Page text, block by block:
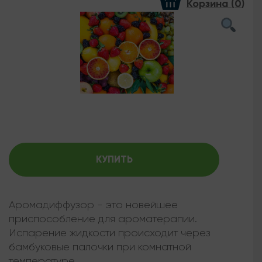
Корзина (0)
КУПИТЬ
Аромадиффузор - это новейшее
приспособление для ароматерапии.
Испарение жидкости происходит через
бамбуковые палочки при комнатной